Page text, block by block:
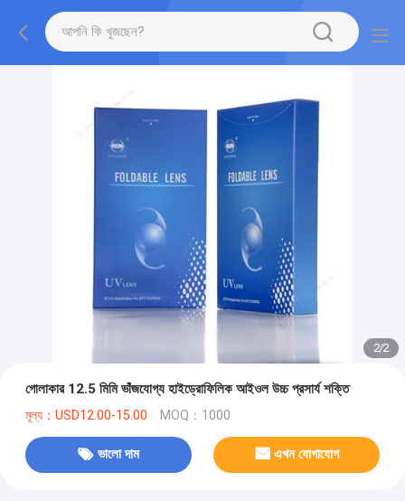
2/2
গোলাকার 12.5 মিমি ভাঁজযোগ্য হাইড্রোফিলিক আইওল উচ্চ প্রসার্য শক্তি
মূল্য：USD12.00-15.00 MOQ：1000
ভালো দাম এখন যোগাযোগ